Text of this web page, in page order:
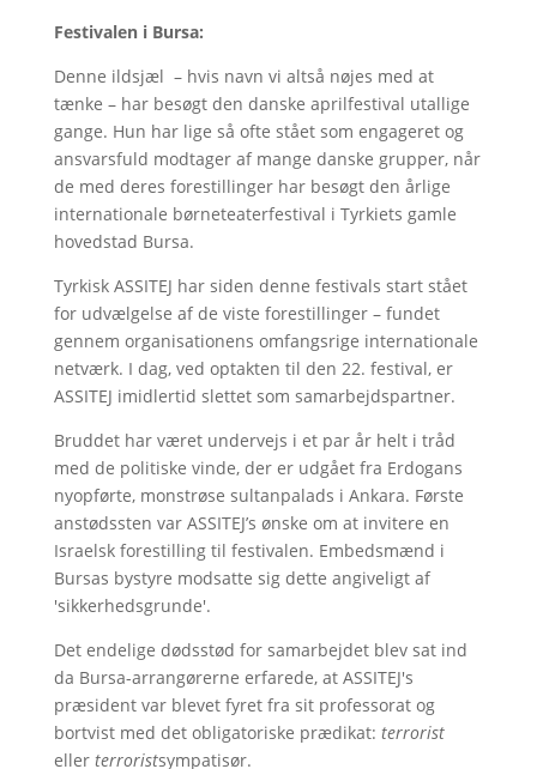
Festivalen i Bursa:
Denne ildsjæl – hvis navn vi altså nøjes med at
tænke – har besøgt den danske aprilfestival utallige
gange. Hun har lige så ofte stået som engageret og
ansvarsfuld modtager af mange danske grupper, når
de med deres forestillinger har besøgt den årlige
internationale børneteaterfestival i Tyrkiets gamle
hovedstad Bursa.
Tyrkisk ASSITEJ har siden denne festivals start stået
for udvælgelse af de viste forestillinger – fundet
gennem organisationens omfangsrige internationale
netværk. I dag, ved optakten til den 22. festival, er
ASSITEJ imidlertid slettet som samarbejdspartner.
Bruddet har været undervejs i et par år helt i tråd
med de politiske vinde, der er udgået fra Erdogans
nyopførte, monstrøse sultanpalads i Ankara. Første
anstødssten var ASSITEJ’s ønske om at invitere en
Israelsk forestilling til festivalen. Embedsmænd i
Bursas bystyre modsatte sig dette angiveligt af
'sikkerhedsgrunde'.
Det endelige dødsstød for samarbejdet blev sat ind
da Bursa-arrangørerne erfarede, at ASSITEJ's
præsident var blevet fyret fra sit professorat og
bortvist med det obligatoriske prædikat: terrorist
eller terroristsympatisør.